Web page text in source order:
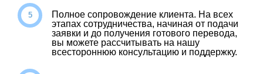
Полное сопровождение клиента. На всех
этапах сотрудничества, начиная от подачи
заявки и до получения готового перевода,
вы можете рассчитывать на нашу
всестороннюю консультацию и поддержку.